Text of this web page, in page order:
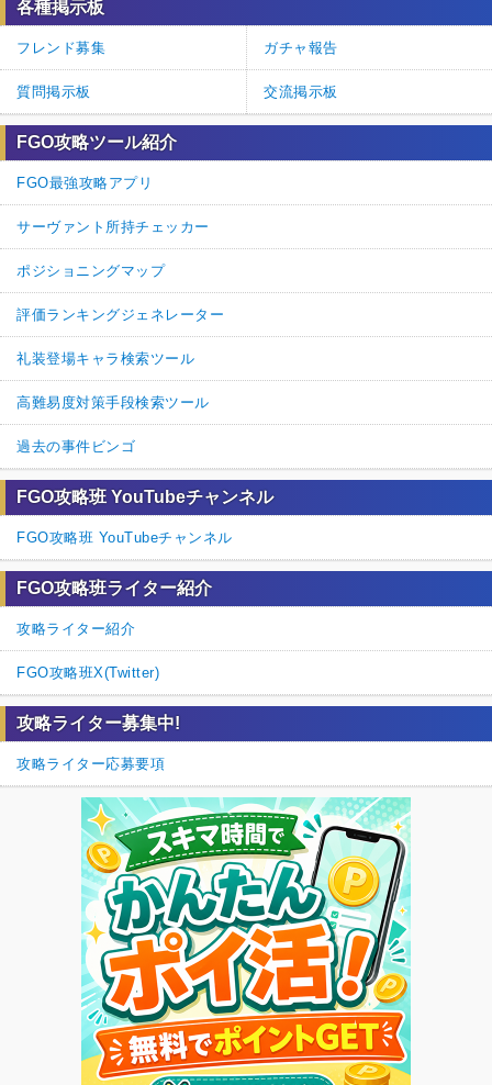
各種掲示板
フレンド募集 ガチャ報告
質問掲示板 交流掲示板
FGO攻略ツール紹介
FGO最強攻略アプリ
サーヴァント所持チェッカー
ポジショニングマップ
評価ランキングジェネレーター
礼装登場キャラ検索ツール
高難易度対策手段検索ツール
過去の事件ビンゴ
FGO攻略班 YouTubeチャンネル
FGO攻略班 YouTubeチャンネル
FGO攻略班ライター紹介
攻略ライター紹介
FGO攻略班X(Twitter)
攻略ライター募集中!
攻略ライター応募要項